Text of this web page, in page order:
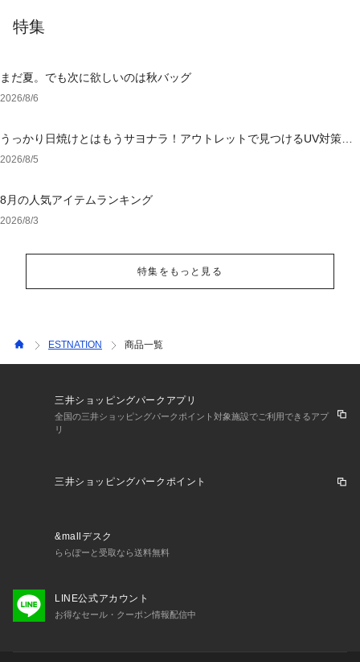
特集
まだ夏。でも次に欲しいのは秋バッグ
2026/8/6
うっかり日焼けとはもうサヨナラ！アウトレットで見つけるUV対策ウ
ェア
2026/8/5
8月の人気アイテムランキング
2026/8/3
特集をもっと見る
ESTNATION 商品一覧
三井ショッピングパークアプリ
全国の三井ショッピングパークポイント対象施設でご利用できるアプ
リ
三井ショッピングパークポイント
&mallデスク
ららぽーと受取なら送料無料
LINE公式アカウント
お得なセール・クーポン情報配信中